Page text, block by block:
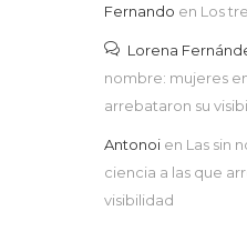
Fernando en Los
Lorena
nombre: mujeres
arrebataron su
Antonoi en Las sin
ciencia a las que
visibilidad